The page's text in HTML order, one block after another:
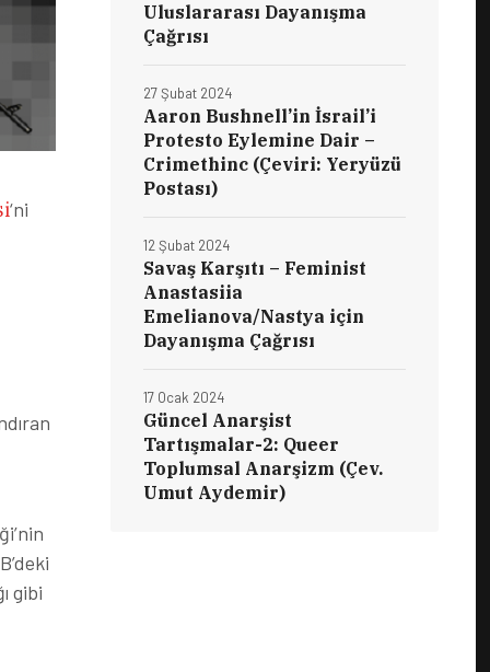
‘ni
gibi
Uluslararası Dayanışma
Çağrısı
Aaron Bushnell’in İsrail’i
Protesto Eylemine Dair –
Crimethinc (Çeviri: Yeryüzü
Postası)
27 Şubat 2024
Savaş Karşıtı – Feminist
Anastasiia
Emelianova/Nastya için
Dayanışma Çağrısı
12 Şubat 2024
Güncel Anarşist
Tartışmalar-2: Queer
Toplumsal Anarşizm (Çev.
Umut Aydemir)
17 Ocak 2024